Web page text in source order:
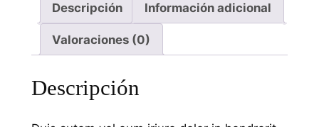
Descripción Información adicional
Valoraciones (0)
Descripción